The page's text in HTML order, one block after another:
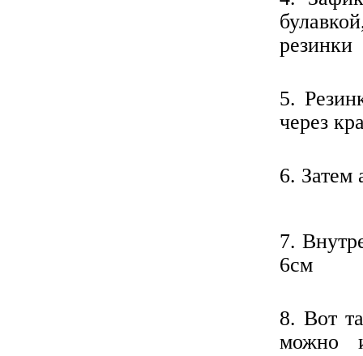
резинки
5.
через
6. Затем
7.
6см
8. Вот
можно